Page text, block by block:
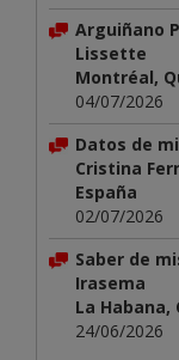
Arguiñano
Lissette
Montréal,
04/07/2026
Datos de
Cristina
España
02/07/2026
Saber de
Irasema
La Habana,
24/06/2026